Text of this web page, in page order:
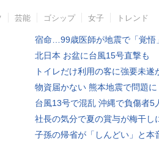
芸能 ゴシップ 女子 トレンド
宿命…99歳医師が地震で「覚悟」
北日本 お盆に台風15号直撃も
トイレだけ利用の客に強要未遂
物資届かない 熊本地震で問題に
台風13号で混乱 沖縄で負傷者5
社長の気分で夏の賞与が梅干し
子孫の帰省が「しんどい」と本